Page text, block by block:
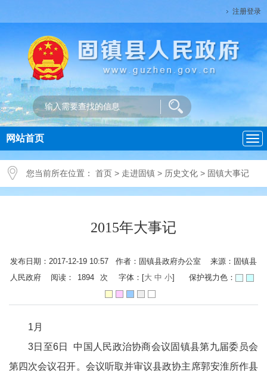
注册登录
导
航
网站首页
您当前所在位置： 首页 > 走进固镇 > 历史文化 > 固镇大事记
2015年大事记
发布日期：2017-12-19 10:57 作者：固镇县政府办公室 来源：固镇县
人民政府 阅读：
1894 次 字体：[大 中 小] 保护视力色：
1月
3日至6日 中国人民政治协商会议固镇县第九届委员会
第四次会议召开。会议听取并审议县政协主席郭安淮所作县